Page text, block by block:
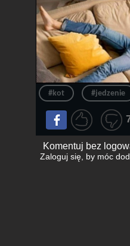
#kot #jedzenie
Komentuj bez
Zaloguj się, by móc